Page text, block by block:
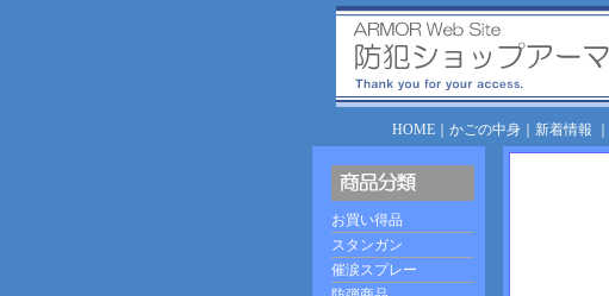
HOME｜ かごの中身｜ 新着情報